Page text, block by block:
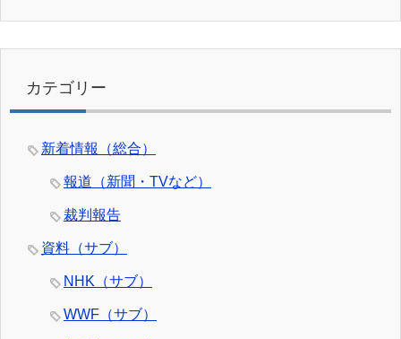
カテゴリー
新着情報（総合）
報道（新聞・TVなど）
裁判報告
資料（サブ）
NHK（サブ）
WWF（サブ）